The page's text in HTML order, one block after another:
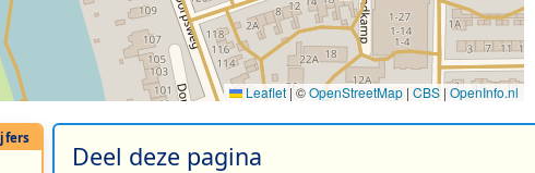
Leaflet | ©OpenStreetMap | CBS | OpenInfo.nl
Deel deze pagina